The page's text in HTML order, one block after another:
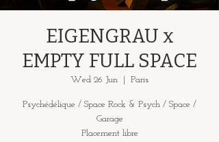
EIGENGRAU x
EMPTY FULL SPACE
Wed 26 Jun Paris
Psychédélique / Space Rock & Psych / Space /
Garage
Placement libre